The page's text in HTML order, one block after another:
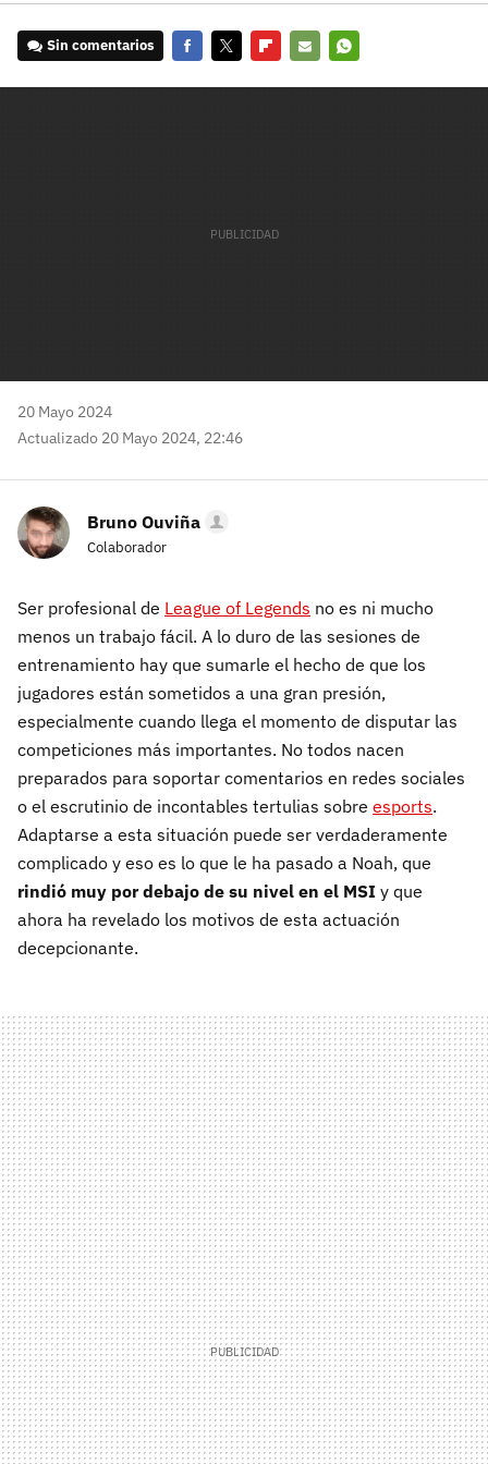
Sin comentarios
20 Mayo 2024
Actualizado 20 Mayo 2024, 22:46
Bruno Ouviña
Colaborador
Ser profesional de League of Legends no es ni mucho
menos un trabajo fácil. A lo duro de las sesiones de
entrenamiento hay que sumarle el hecho de que los
jugadores están sometidos a una gran presión,
especialmente cuando llega el momento de disputar las
competiciones más importantes. No todos nacen
preparados para soportar comentarios en redes sociales
o el escrutinio de incontables tertulias sobre esports.
Adaptarse a esta situación puede ser verdaderamente
complicado y eso es lo que le ha pasado a Noah, que
rindió muy por debajo de su nivel en el MSI y que
ahora ha revelado los motivos de esta actuación
decepcionante.